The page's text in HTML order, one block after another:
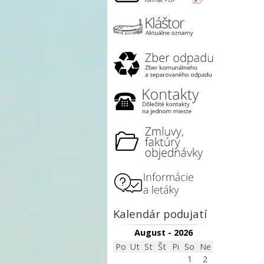
Kalendár podujatí
August - 2026
Po Ut St Št Pi So Ne
1
2